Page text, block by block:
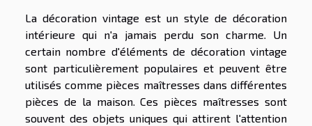
La décoration vintage est un style de décoration
intérieure qui n'a jamais perdu son charme. Un
certain nombre d'éléments de décoration vintage
sont particulièrement populaires et peuvent être
utilisés comme pièces maîtresses dans différentes
pièces de la maison. Ces pièces maîtresses sont
souvent des objets uniques qui attirent l'attention